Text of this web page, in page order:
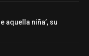
aquella niña’, su